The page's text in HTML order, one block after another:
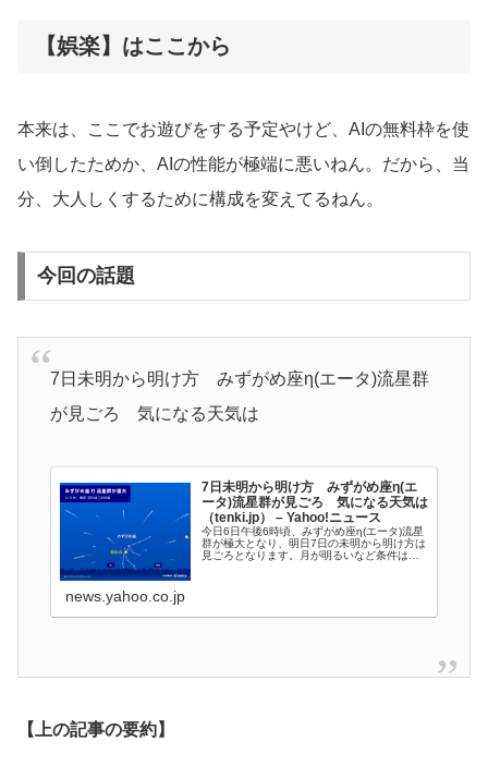
【娯楽】はここから
本来は、ここでお遊びをする予定やけど、AIの無料枠を使
い倒したためか、AIの性能が極端に悪いねん。だから、当
分、大人しくするために構成を変えてるねん。
今回の話題
7日未明から明け方 みずがめ座η(エータ)流星群
が見ごろ 気になる天気は
7日未明から明け方 みずがめ座η(エ
ータ)流星群が見ごろ 気になる天気は
（tenki.jp） – Yahoo!ニュース
今日6日午後6時頃、みずがめ座η(エータ)流星
群が極大となり、明日7日の未明から明け方は
見ごろとなります。月が明るいなど条件は悪
news.yahoo.co.jp
【上の記事の要約】